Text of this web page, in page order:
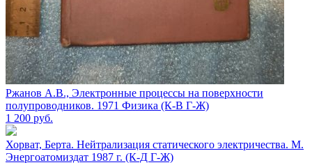
Ржанов А.В., Электронные процессы на поверхности
полупроводников. 1971 Физика (К-В Г-Ж)
1 200 руб.
Хорват, Берта. Нейтрализация статического электричества. М.
Энергоатомиздат 1987 г. (К-Д Г-Ж)